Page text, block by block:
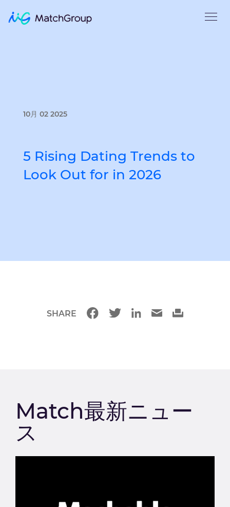
10月 02 2025
5 Rising Dating Trends to
Look Out for in 2026
SHARE
Match最新ニュー
ス